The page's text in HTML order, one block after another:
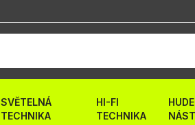
SVĚTELNÁ
TECHNIKA
HI-FI
TECHNIKA